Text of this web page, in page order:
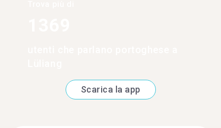
Scarica la app